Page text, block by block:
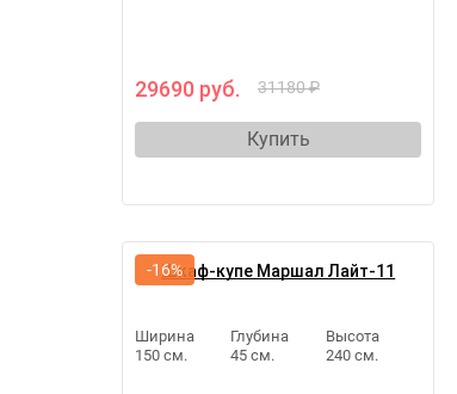
29690 руб. 31180 ₽
Купить
Шкаф-купе Маршал Лайт-11
Ширина
150 см.
Глубина
45 см.
Высота
240 см.
-16%